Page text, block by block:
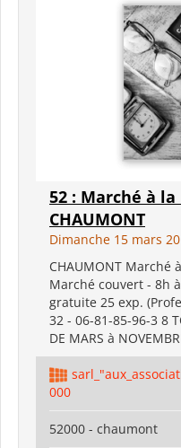
52 : Marché à
CHAUMONT
Dimanche 15 mars
CHAUMONT Marché
Marché couvert - 8h
gratuite 25 exp.
32 - 06-81-85-96-3 8
DE MARS à
000
52000 - chaumont